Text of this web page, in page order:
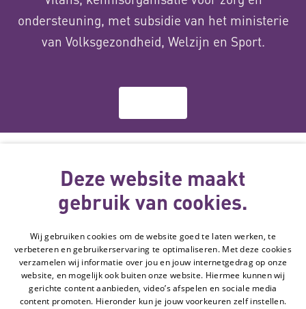
ondersteuning, met subsidie van het ministerie
van Volksgezondheid, Welzijn en Sport.
wordt gemaakt
met subsidie
van
Volg de Hulpmiddelenwijzer: Ga naar de
Veelgestelde vragen
Deze website maakt
gebruik van cookies.
Wij gebruiken cookies om de website goed te laten werken, te
verbeteren en gebruikerservaring te optimaliseren. Met deze cookies
verzamelen wij informatie over jou en jouw internetgedrag op onze
website, en mogelijk ook buiten onze website. Hiermee kunnen wij
gerichte content aanbieden, video’s afspelen en sociale media
content promoten. Hieronder kun je jouw voorkeuren zelf instellen.